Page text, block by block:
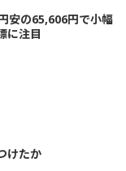
安の65,606円で小幅
に注目
けたか